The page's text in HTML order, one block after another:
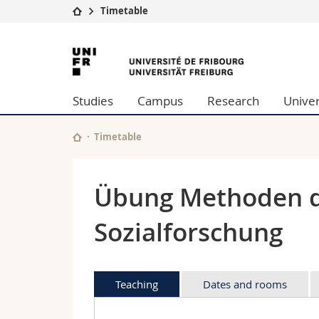
University
Studies
Research
University
Continuing education
Timetable
University
of
Fribourg
Studies Campus Research
Timetable
Übung Methoden
Sozialforschung
Teaching Dates and rooms